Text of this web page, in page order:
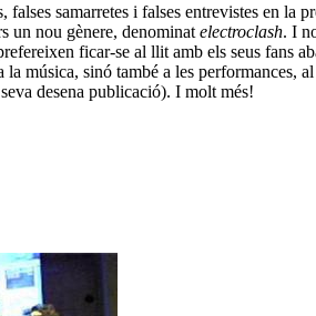
samarretes i falses entrevistes en la
un nou gènere, denominat electroclash. I
ficar-se al llit amb els seus fans
sinó també a les performances,
desena publicació). I molt més!